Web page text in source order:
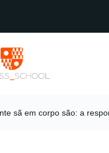
sã em corpo são: a